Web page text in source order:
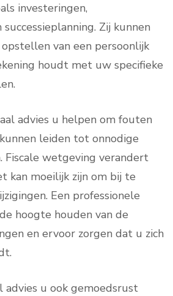
investeringen,
Zij kunnen
van een persoonlijk
houdt met uw specifieke
advies u helpen om fouten
leiden tot onnodige
Fiscale wetgeving verandert
kan moeilijk zijn om bij te
Een professionele
hoogte houden van de
en ervoor zorgen dat u zich
advies u ook gemoedsrust